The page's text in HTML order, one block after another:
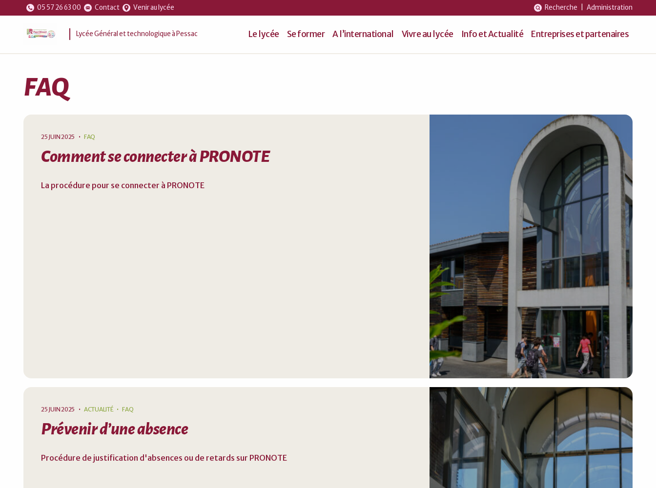
05 57 26 63 00 Contact Venir au lycée Recherche Administration
Lycée Général et technologique à Pessac Le lycée Se former A l’international Vivre au lycée Info et Actualité Entreprises et partenaires
FAQ
25 JUIN 2025 • FAQ
Comment se connecter à PRONOTE
La procédure pour se connecter à PRONOTE
25 JUIN 2025 • ACTUALITÉ FAQ
Prévenir d’une absence
Procédure de justification d'absences ou de retards sur PRONOTE